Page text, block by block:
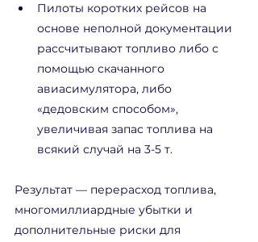
Пилоты коротких рейсов на
основе неполной документации
рассчитывают топливо либо с
помощью скачанного
авиасимулятора, либо
«дедовским способом»,
увеличивая запас топлива на
всякий случай на 3-5 т.
Результат — перерасход топлива,
многомиллиардные убытки и
дополнительные риски для